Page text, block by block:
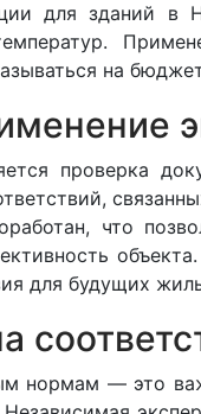
для зданий в
на
проверка
что
для будущих
нормам — это